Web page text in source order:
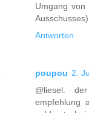
Umgang
Antworten
poupou 2.
@liesel.
empfehlung